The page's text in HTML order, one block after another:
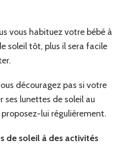
vous habituez votre bébé à
soleil tôt, plus il sera facile
découragez pas si votre
ses lunettes de soleil au
lui régulièrement.
de soleil à des activités